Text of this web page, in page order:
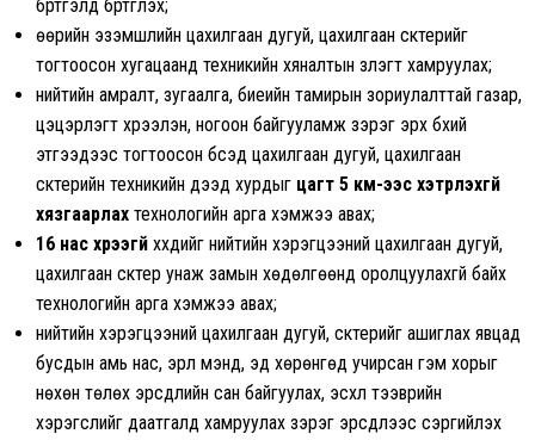
бүртгэлд бүртгүүлэх;
өөрийн эзэмшлийн цахилгаан дугуй, цахилгаан скүүтерийг
тогтоосон хугацаанд техникийн хяналтын үзлэгт хамруулах;
нийтийн амралт, зугаалга, биеийн тамирын зориулалттай газар,
цэцэрлэгт хүрээлэн, ногоон байгууламж зэрэг эрх бүхий
этгээдээс тогтоосон бүсэд цахилгаан дугуй, цахилгаан
скүүтерийн техникийн дээд хурдыг цагт 5 км-ээс хэтрүүлэхгүй
хязгаарлах технологийн арга хэмжээ авах;
16 нас хүрээгүй хүүхдийг нийтийн хэрэгцээний цахилгаан дугуй,
цахилгаан скүүтер унаж замын хөдөлгөөнд оролцуулахгүй байх
технологийн арга хэмжээ авах;
нийтийн хэрэгцээний цахилгаан дугуй, скүүтерийг ашиглах явцад
бусдын амь нас, эрүүл мэнд, эд хөрөнгөд учирсан гэм хорыг
нөхөн төлөх эрсдлийн сан байгуулах, эсхүл тээврийн
хэрэгслийг даатгалд хамруулах зэрэг эрсдлээс сэргийлэх